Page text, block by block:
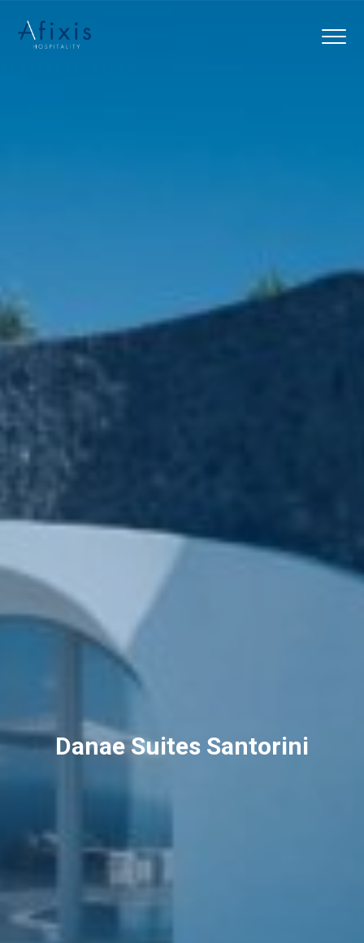
Danae Suites Santorini
Blog